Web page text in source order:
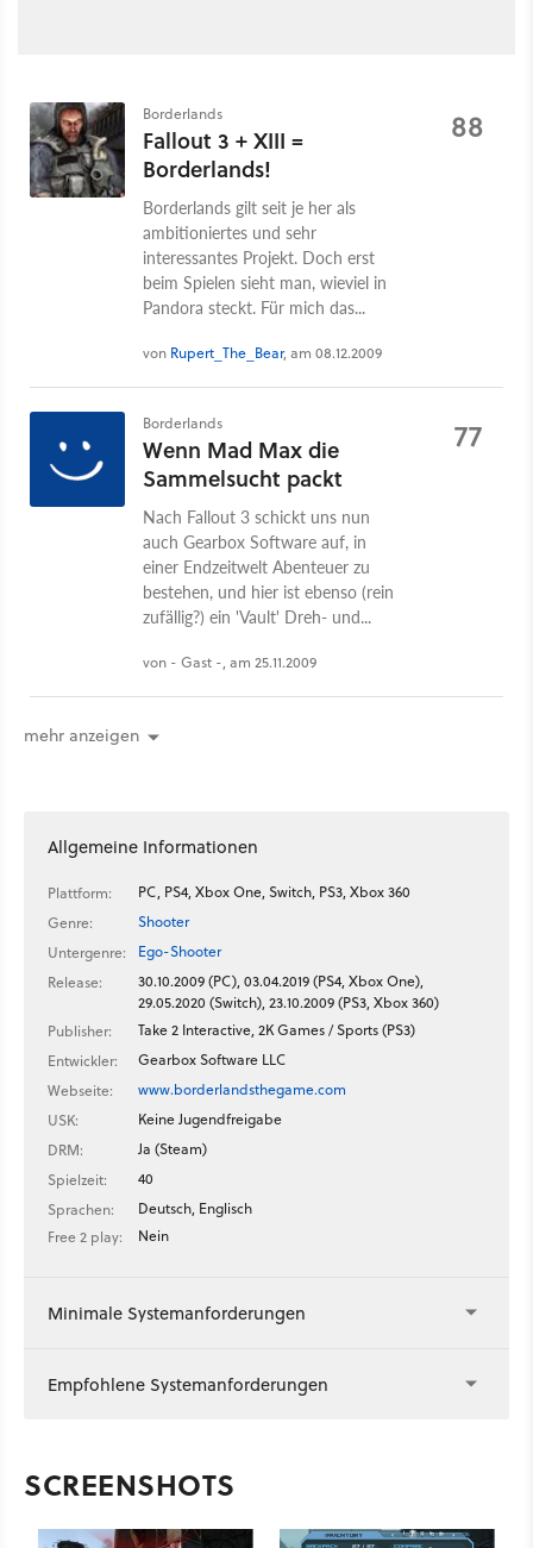
Borderlands
Fallout 3 + XIII =
Borderlands!
Borderlands gilt seit je her als
ambitioniertes und sehr
interessantes Projekt. Doch erst
beim Spielen sieht man, wieviel in
Pandora steckt. Für mich das...
von Rupert_The_Bear, am 08.12.2009
88
Borderlands
Wenn Mad Max die
Sammelsucht packt
Nach Fallout 3 schickt uns nun
auch Gearbox Software auf, in
einer Endzeitwelt Abenteuer zu
bestehen, und hier ist ebenso (rein
zufällig?) ein 'Vault' Dreh- und...
von - Gast -, am 25.11.2009
77
mehr anzeigen
Allgemeine Informationen
Plattform:
PC, PS4, Xbox One, Switch, PS3, Xbox 360
Genre:
Shooter
Untergenre:
Ego-Shooter
Release:
30.10.2009 (PC), 03.04.2019 (PS4, Xbox One),
29.05.2020 (Switch), 23.10.2009 (PS3, Xbox 360)
Publisher:
Take 2 Interactive, 2K Games / Sports (PS3)
Entwickler:
Gearbox Software LLC
Webseite:
www.borderlandsthegame.com
USK:
Keine Jugendfreigabe
DRM:
Ja (Steam)
Spielzeit:
40
Sprachen:
Deutsch, Englisch
Free 2 play:
Nein
Minimale Systemanforderungen
Empfohlene Systemanforderungen
SCREENSHOTS